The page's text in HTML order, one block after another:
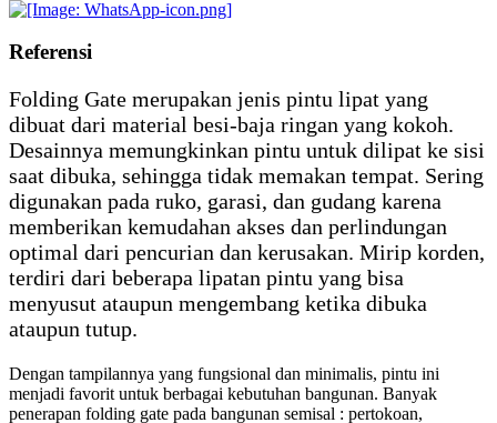
Referensi
Folding Gate merupakan jenis pintu lipat yang
dibuat dari material besi-baja ringan yang kokoh.
Desainnya memungkinkan pintu untuk dilipat ke sisi
saat dibuka, sehingga tidak memakan tempat. Sering
digunakan pada ruko, garasi, dan gudang karena
memberikan kemudahan akses dan perlindungan
optimal dari pencurian dan kerusakan. Mirip korden,
terdiri dari beberapa lipatan pintu yang bisa
menyusut ataupun mengembang ketika dibuka
ataupun tutup.
Dengan tampilannya yang fungsional dan minimalis, pintu ini
menjadi favorit untuk berbagai kebutuhan bangunan. Banyak
penerapan folding gate pada bangunan semisal : pertokoan,